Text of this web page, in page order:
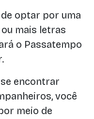
de optar por uma
mais letras
o Passatempo
encontrar
você
meio de